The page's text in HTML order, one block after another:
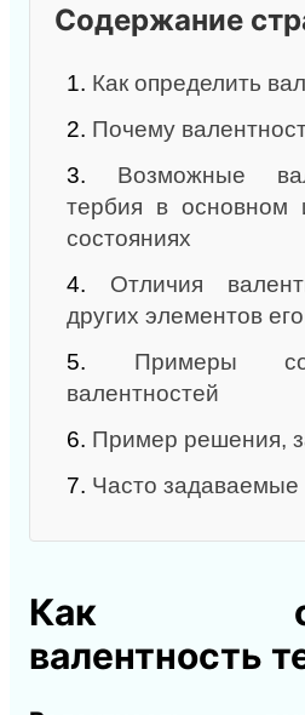
Содержание
1. Как определить
2. Почему
3. Возможные
тербия в основном
состояниях
4. Отличия
других элементов
5. Примеры
валентностей
6. Пример решения,
7. Часто задаваемые
Как
валентность